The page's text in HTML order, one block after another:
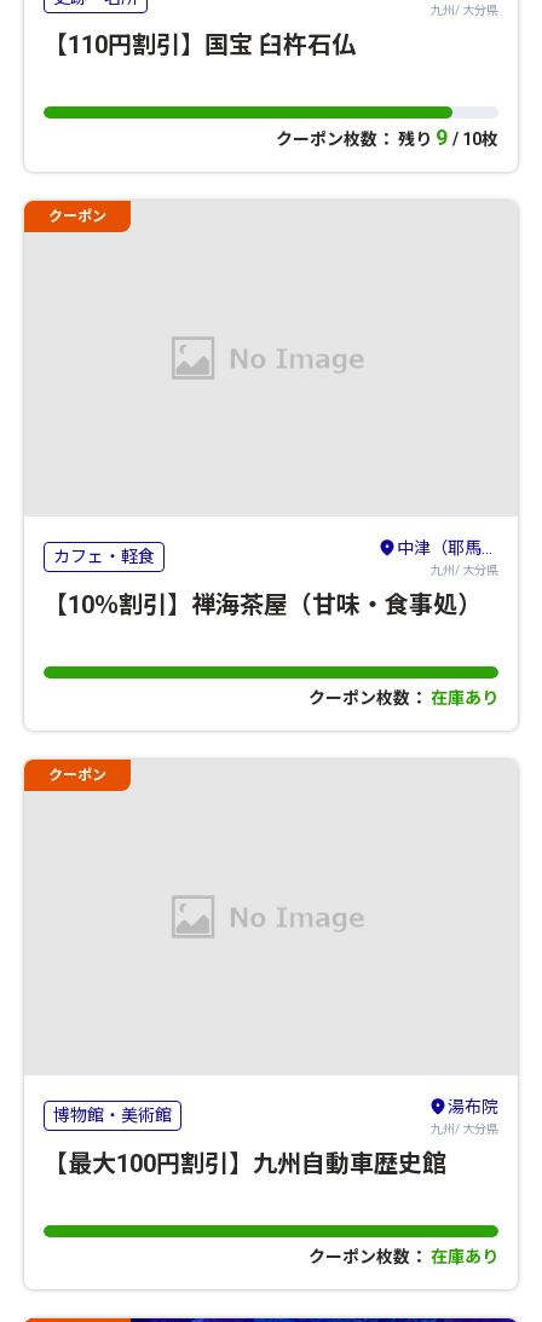
九州/ 大分県
【110円割引】国宝 臼杵石仏
クーポン枚数： 残り 9 / 10枚
クーポン
カフェ・軽食 中津（耶馬渓）・国東・宇佐
九州/ 大分県
【10％割引】禅海茶屋（甘味・食事処）
クーポン枚数： 在庫あり
クーポン
博物館・美術館 湯布院
九州/ 大分県
【最大100円割引】九州自動車歴史館
クーポン枚数： 在庫あり